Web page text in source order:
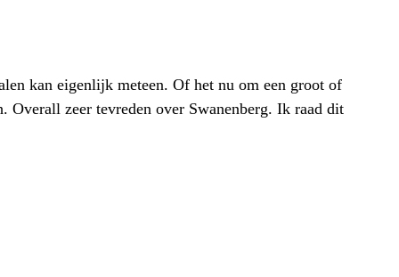
kan eigenlijk meteen. Of het nu om een groot of
Overall zeer tevreden over Swanenberg. Ik raad dit